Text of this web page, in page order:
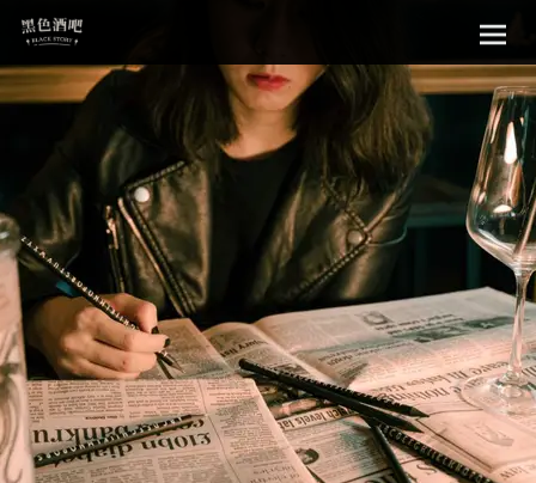
黑色酒吧